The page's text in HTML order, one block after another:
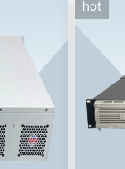
hot